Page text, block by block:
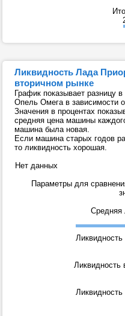
Ликвидность Лада
вторичном рынке
График показывает разницу
Опель Омега в зависимости
Значения в процентах
средняя цена машины
машина была новая.
Если машина старых годов
то ликвидность хорошая.
Нет данных
Параметры для
Средняя
Ликвидность
Ликвидность
Ликвидность